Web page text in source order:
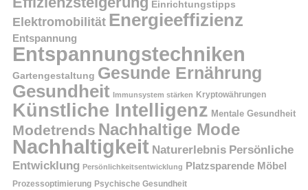
Einrichtungstipps
Elektromobilität Energieeffizienz
Entspannung
Entspannungstechniken
Gartengestaltung Gesunde Ernährung
Gesundheit Immunsystem stärken Kryptowährungen
Künstliche Intelligenz Mentale Gesundheit
Modetrends Nachhaltige Mode
Nachhaltigkeit Naturerlebnis Persönliche
Entwicklung Persönlichkeitsentwicklung Platzsparende Möbel
Prozessoptimierung Psychische Gesundheit